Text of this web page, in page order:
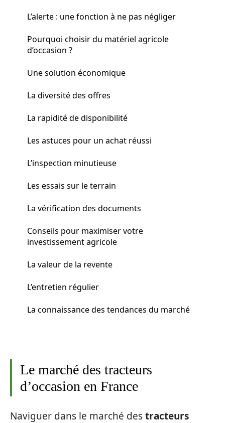
L’alerte : une fonction à ne pas négliger
Pourquoi choisir du matériel agricole
d’occasion ?
Une solution économique
La diversité des offres
La rapidité de disponibilité
Les astuces pour un achat réussi
L’inspection minutieuse
Les essais sur le terrain
La vérification des documents
Conseils pour maximiser votre
investissement agricole
La valeur de la revente
L’entretien régulier
La connaissance des tendances du marché
Le marché des tracteurs
d’occasion en France
Naviguer dans le marché destracteurs